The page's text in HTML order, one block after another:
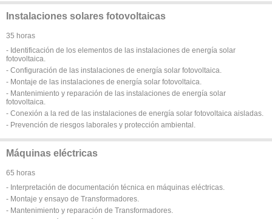
Instalaciones solares fotovoltaicas
35 horas
- Identificación de los elementos de las instalaciones de energía solar
fotovoltaica.
- Configuración de las instalaciones de energía solar fotovoltaica.
- Montaje de las instalaciones de energía solar fotovoltaica.
- Mantenimiento y reparación de las instalaciones de energía solar
fotovoltaica.
- Conexión a la red de las instalaciones de energía solar fotovoltaica aisladas.
- Prevención de riesgos laborales y protección ambiental.
Máquinas eléctricas
65 horas
- Interpretación de documentación técnica en máquinas eléctricas.
- Montaje y ensayo de Transformadores.
- Mantenimiento y reparación de Transformadores.